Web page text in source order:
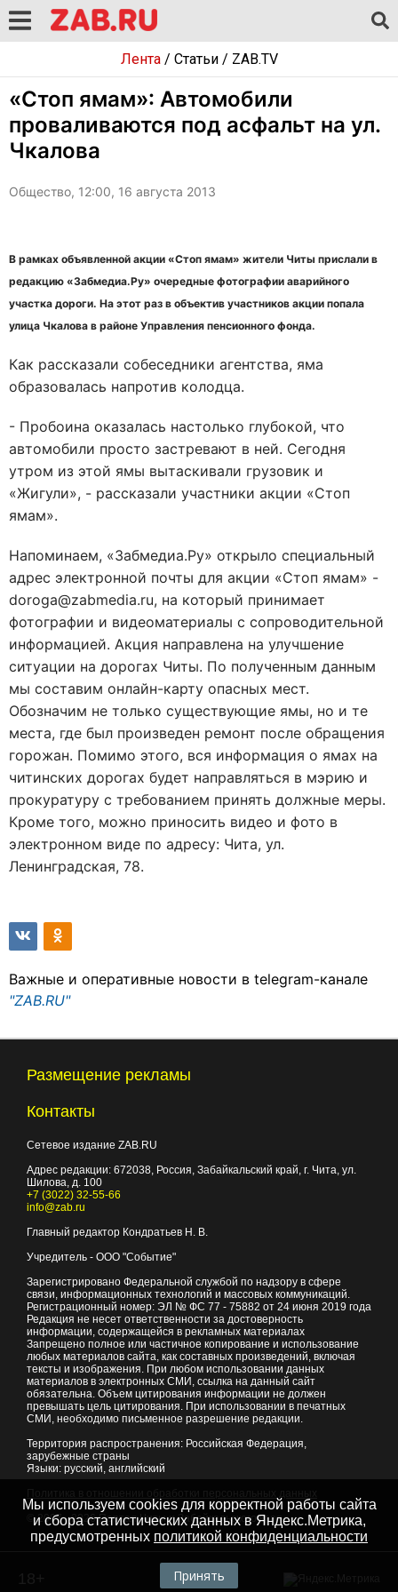
Лента/ Статьи/ ZAB.TV
«Стоп ямам»: Автомобили
проваливаются под асфальт на ул.
Чкалова
Общество, 12:00, 16 августа 2013
В рамках объявленной акции «Стоп ямам» жители Читы прислали в
редакцию «Забмедиа.Ру» очередные фотографии аварийного
участка дороги. На этот раз в объектив участников акции попала
улица Чкалова в районе Управления пенсионного фонда.
Как рассказали собеседники агентства, яма
образовалась напротив колодца.
- Пробоина оказалась настолько глубокой, что
автомобили просто застревают в ней. Сегодня
утром из этой ямы вытаскивали грузовик и
«Жигули», - рассказали участники акции «Стоп
ямам».
Напоминаем, «Забмедиа.Ру» открыло специальный
адрес электронной почты для акции «Стоп ямам» -
doroga@zabmedia.ru, на который принимает
фотографии и видеоматериалы с сопроводительной
информацией. Акция направлена на улучшение
ситуации на дорогах Читы. По полученным данным
мы составим онлайн-карту опасных мест.
Обозначим не только существующие ямы, но и те
места, где был произведен ремонт после обращения
горожан. Помимо этого, вся информация о ямах на
читинских дорогах будет направляться в мэрию и
прокуратуру с требованием принять должные меры.
Кроме того, можно приносить видео и фото в
электронном виде по адресу: Чита, ул.
Ленинградская, 78.
Важные и оперативные новости в telegram-канале
"ZAB.RU"
Размещение рекламы
Контакты
Сетевое издание ZAB.RU
Адрес редакции: 672038, Россия, Забайкальский край, г. Чита, ул.
Шилова, д. 100
+7 (3022) 32-55-66
info@zab.ru
Главный редактор Кондратьев Н. В.
Учредитель - ООО "Событие"
Зарегистрировано Федеральной службой по надзору в сфере
связи, информационных технологий и массовых коммуникаций.
Регистрационный номер: ЭЛ № ФС 77 - 75882 от 24 июня 2019 года
Редакция не несет ответственности за достоверность
информации, содержащейся в рекламных материалах
Запрещено полное или частичное копирование и использование
любых материалов сайта, как составных произведений, включая
тексты и изображения. При любом использовании данных
материалов в электронных СМИ, ссылка на данный сайт
обязательна. Объем цитирования информации не должен
превышать цель цитирования. При использовании в печатных
СМИ, необходимо письменное разрешение редакции.
Территория распространения: Российская Федерация,
зарубежные страны
Языки: русский, английский
© 2007 - 2026Портал Читы и Забайкальского края
Мы используем cookies для корректной работы сайта
и сбора статистических данных в Яндекс.Метрика,
предусмотренных политикой конфиденциальности
Принять